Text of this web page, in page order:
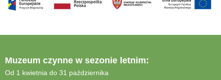
Muzeum czynne w sezonie letnim:
Od 1 kwietnia do 31 października